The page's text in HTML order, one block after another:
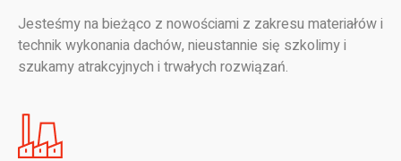
Jesteśmy na bieżąco z nowościami z zakresu materiałów i
technik wykonania dachów, nieustannie się szkolimy i
szukamy atrakcyjnych i trwałych rozwiązań.